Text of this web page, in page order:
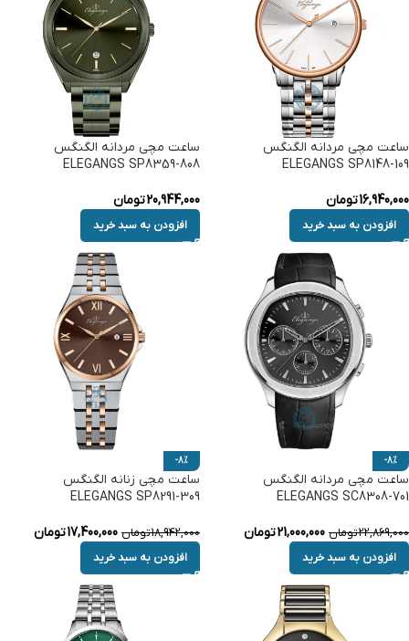
ساعت مچی مردانه الگنگس
ELEGANGS SP8148-109
16,940,000تومان
افزودن به سبد خرید
ساعت مچی مردانه الگنگس
ELEGANGS SP8359-808
20,944,000تومان
افزودن به سبد خرید
-8%
ساعت مچی مردانه الگنگس
ELEGANGS SC8308-701
22,869,000تومان 21,000,000تومان
افزودن به سبد خرید
-8%
ساعت مچی زنانه الگنگس
ELEGANGS SP8291-309
18,942,000تومان 17,400,000تومان
افزودن به سبد خرید